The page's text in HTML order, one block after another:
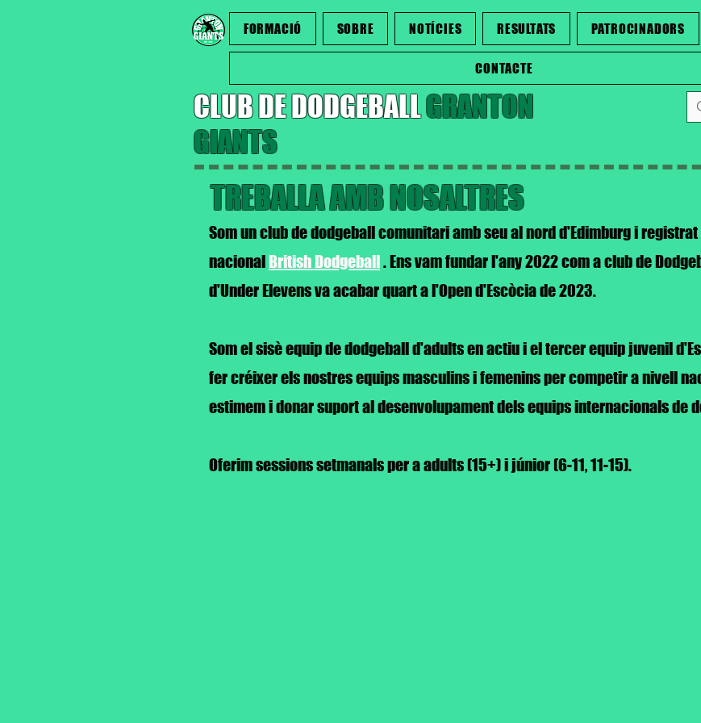
FORMACIÓ SOBRE NOTÍCIES RESULTATS PATROCINADORS
CONTACTE
CLUB DE DODGEBALLGRANTON
GIANTS
TREBALLA AMB NOSALTRES
Som un club de dodgeball comunitari amb seu al nord d'Edimburg i
nacionalBritish Dodgeball. Ens vam fundar l'any 2022 com a club de
d'Under Elevens va acabar quart a l'Open d'Escòcia de 2023.
Som el sisè equip de dodgeball d'adults en actiu i el tercer equip juvenil
fer créixer els nostres equips masculins i femenins per competir a nivell
estimem i donar suport al desenvolupament dels equips internacionals de
Oferim sessions setmanals per a adults (15+) i júnior (6-11, 11-15).